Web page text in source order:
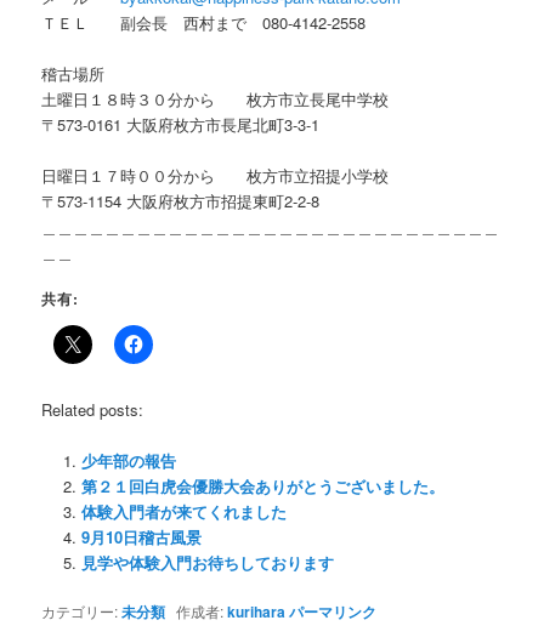
ＴＥＬ 副会長 西村まで 080-4142-2558
稽古場所
土曜日１８時３０分から 枚方市立長尾中学校
〒573-0161 大阪府枚方市長尾北町3-3-1
日曜日１７時００分から 枚方市立招提小学校
〒573-1154 大阪府枚方市招提東町2-2-8
共有:
Related posts:
少年部の報告
第２１回白虎会優勝大会ありがとうございました。
体験入門者が来てくれました
9月10日稽古風景
見学や体験入門お待ちしております
カテゴリー:未分類 作成者:kuriharaパーマリンク